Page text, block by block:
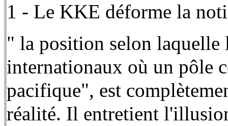
1 - Le KKE déforme la
" la position selon laquelle
internationaux où un pôle
pacifique", est
réalité. Il entretient